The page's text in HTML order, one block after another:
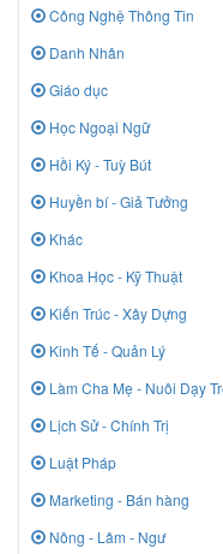
Công Nghệ Thông Tin
Danh Nhân
Giáo dục
Học Ngoại Ngữ
Hồi Ký - Tuỳ Bút
Huyền bí - Giả Tưởng
Khác
Khoa Học - Kỹ Thuật
Kiến Trúc - Xây Dựng
Kinh Tế - Quản Lý
Làm Cha Mẹ - Nuôi Dạy
Lịch Sử - Chính Trị
Luật Pháp
Marketing - Bán hàng
Nông - Lâm - Ngư